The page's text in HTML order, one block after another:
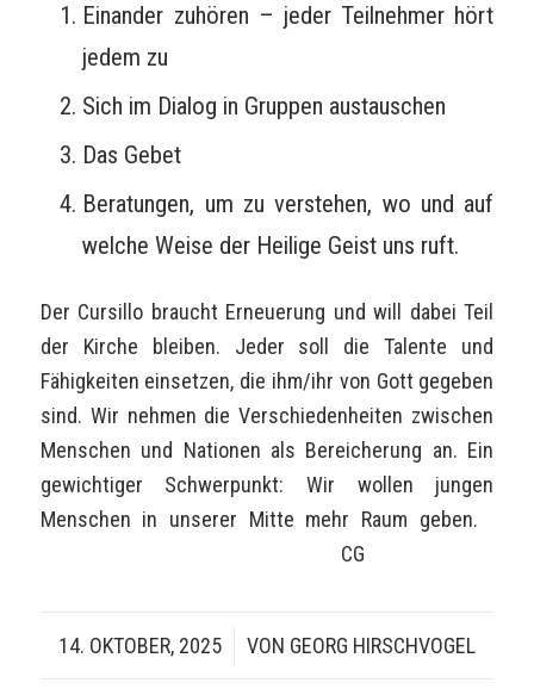
Einander zuhören – jeder Teilnehmer hört
jedem zu
Sich im Dialog in Gruppen austauschen
Das Gebet
Beratungen, um zu verstehen, wo und auf
welche Weise der Heilige Geist uns ruft.
Der Cursillo braucht Erneuerung und will dabei Teil
der Kirche bleiben. Jeder soll die Talente und
Fähigkeiten einsetzen, die ihm/ihr von Gott gegeben
sind. Wir nehmen die Verschiedenheiten zwischen
Menschen und Nationen als Bereicherung an. Ein
gewichtiger Schwerpunkt: Wir wollen jungen
Menschen in unserer Mitte mehr Raum geben.
CG
14. OKTOBER, 2025
/ VON GEORG HIRSCHVOGEL